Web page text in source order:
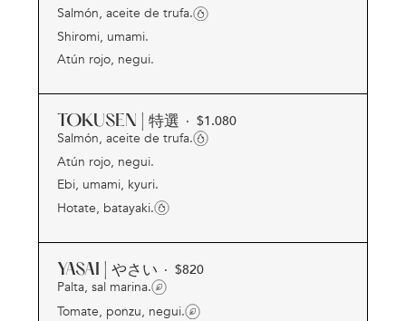
Salmón, aceite de trufa.
Shiromi, umami.
Atún rojo, negui.
TOKUSEN | 特選 · $1.080
Salmón, aceite de trufa.
Atún rojo, negui.
Ebi, umami, kyuri.
Hotate, batayaki.
YASAI | やさい · $820
Palta, sal marina.
Tomate, ponzu, negui.